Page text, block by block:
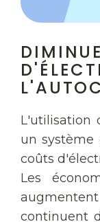
L'utilisation
un système
coûts
Les
continuent